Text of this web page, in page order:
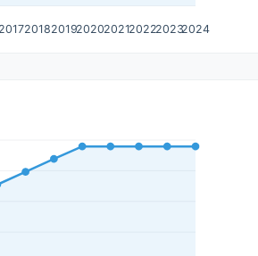
20172018201920202021202220232024